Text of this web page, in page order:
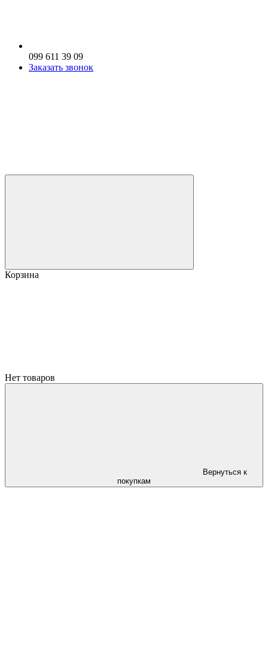
099 611 39 09
Заказать звонок
Корзина
Нет товаров
Вернуться к
покупкам